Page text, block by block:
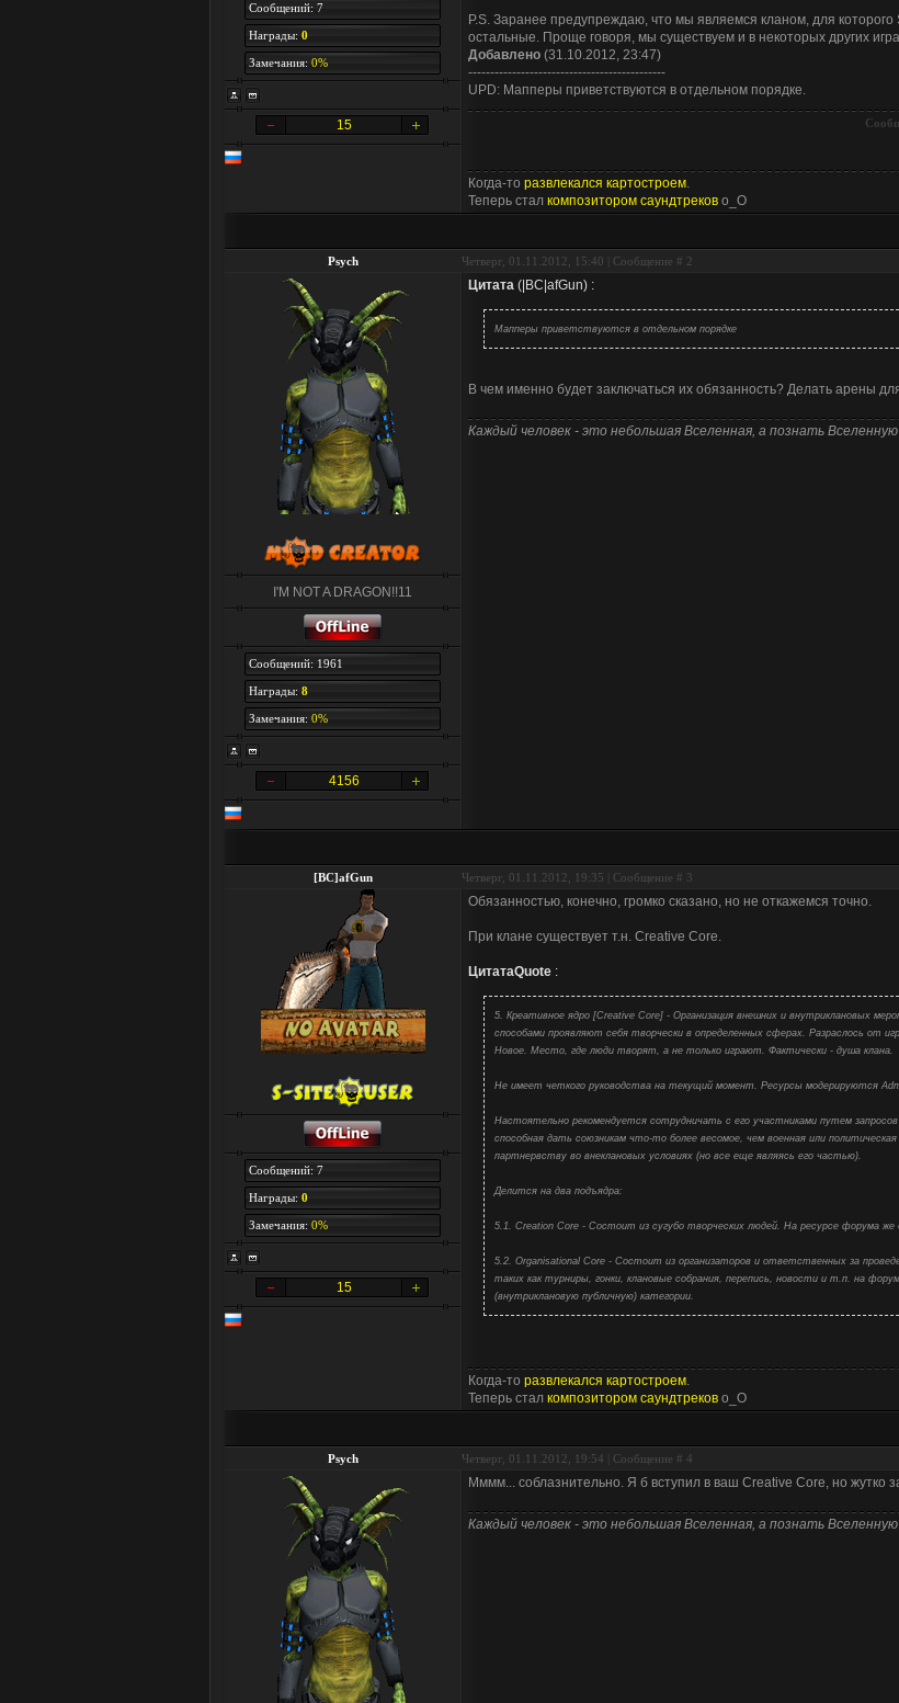
Сообщений: 7
Награды: 0
Замечания: 0%
15
P.S. Заранее предупреждаю, что мы являемся кланом, для которого
остальные. Проще говоря, мы существуем и в некоторых других
Добавлено (31.10.2012, 23:47)
---------------------------------------------
UPD: Мапперы приветствуются в отдельном порядке.
Когда-то развлекался картостроем.
Теперь стал композитором саундтреков о_О
Psych Четверг, 01.11.2012, 15:40 | Сообщение # 2
I'M NOT A DRAGON!!11
Сообщений: 1961
Награды: 8
Замечания: 0%
4156
Цитата ( |BC|afGun) :
Мапперы приветствуются в отдельном порядке
В чем именно будет заключаться их обязанность? Делать арены
Каждый человек - это небольшая Вселенная, а познать
[BC]afGun Четверг, 01.11.2012, 19:35 | Сообщение # 3
Сообщений: 7
Награды: 0
Замечания: 0%
15
Обязанностью, конечно, громко сказано, но не откажемся точно.
При клане существует т.н. Creative Core.
ЦитатаQuote :
5. Креативное ядро [Creative Core] - Организация внешних и внутриклановых
способами проявляют себя творчески в определенных сферах. Разраслось от
Новое. Место, где люди творят, а не только играют. Фактически - душа клана.
Не имеет четкого руководства на текущий момент. Ресурсы модерируются
Настоятельно рекомендуется сотрудничать с его участниками путем
способная дать союзникам что-то более весомое, чем военная или
партнервству во внеклановых условиях (но все еще являясь его частью).
Делится на два подъядра:
5.1. Creation Core - Состоит из сугубо творческих людей. На ресурсе форума
5.2. Organisational Core - Состоит из организаторов и ответственных за
таких как турниры, гонки, клановые собрания, перепись, новости и т.п. на
(внутриклановую публичную) категории.
Когда-то развлекался картостроем.
Теперь стал композитором саундтреков о_О
Psych Четверг, 01.11.2012, 19:54 | Сообщение # 4
Мммм... соблазнительно. Я б вступил в ваш Creative Core, но жутко
Каждый человек - это небольшая Вселенная, а познать